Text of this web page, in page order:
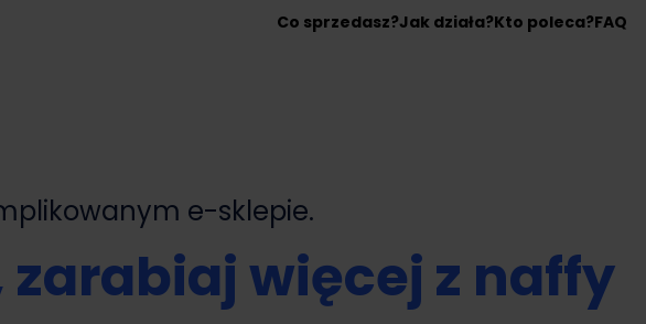
Co sprzedasz?Jak działa?Kto poleca?FAQ
e-sklepie.
zarabiaj więcej z naffy